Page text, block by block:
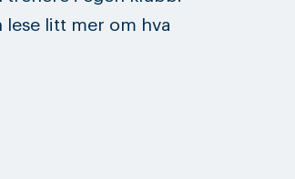
litt mer om hva